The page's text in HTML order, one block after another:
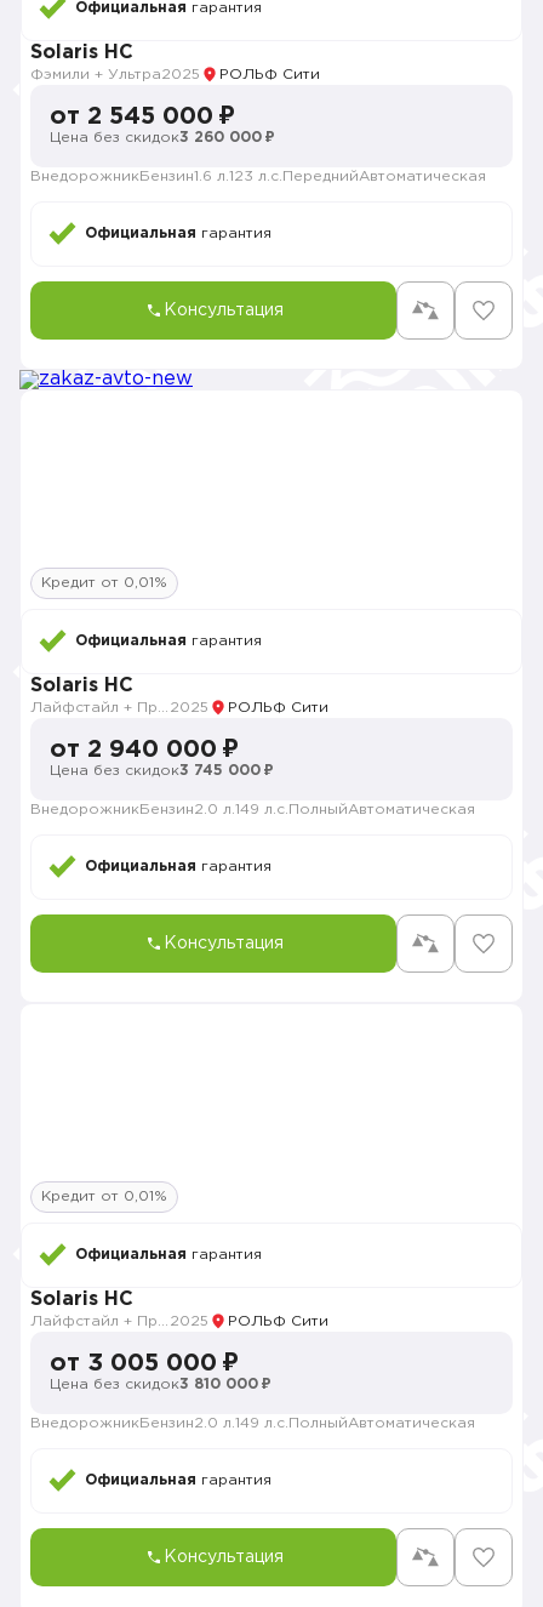
Официальная гарантия
Solaris HC
Фэмили + Ультра2025 РОЛЬФ Сити
от 2 545 000 ₽
Цена без скидок3 260 000 ₽
Внедорожник Бензин1.6 л. 123 л.с. ПереднийАвтоматическая
Официальная гарантия
Консультация
Кредит от 0,01%
Официальная гарантия
Solaris HC
2025 РОЛЬФ Сити
от 2 940 000 ₽
Цена без скидок3 745 000 ₽
Внедорожник Бензин2.0 л. 149 л.с. ПолныйАвтоматическая
Официальная гарантия
Консультация
Кредит от 0,01%
Официальная гарантия
Solaris HC
2025 РОЛЬФ Сити
от 3 005 000 ₽
Цена без скидок3 810 000 ₽
Внедорожник Бензин2.0 л. 149 л.с. ПолныйАвтоматическая
Официальная гарантия
Консультация